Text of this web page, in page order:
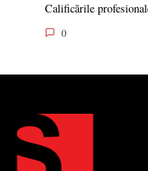
Calificările
0